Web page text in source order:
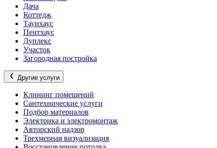
Дача
Коттедж
Таунхаус
Пентхаус
Дуплекс
Участок
Загородная постройка
Другие услуги
Клининг помещений
Сантехнические услуги
Подбор материалов
Электрика и электромонтаж
Авторский надзор
Трехмерная визуализация